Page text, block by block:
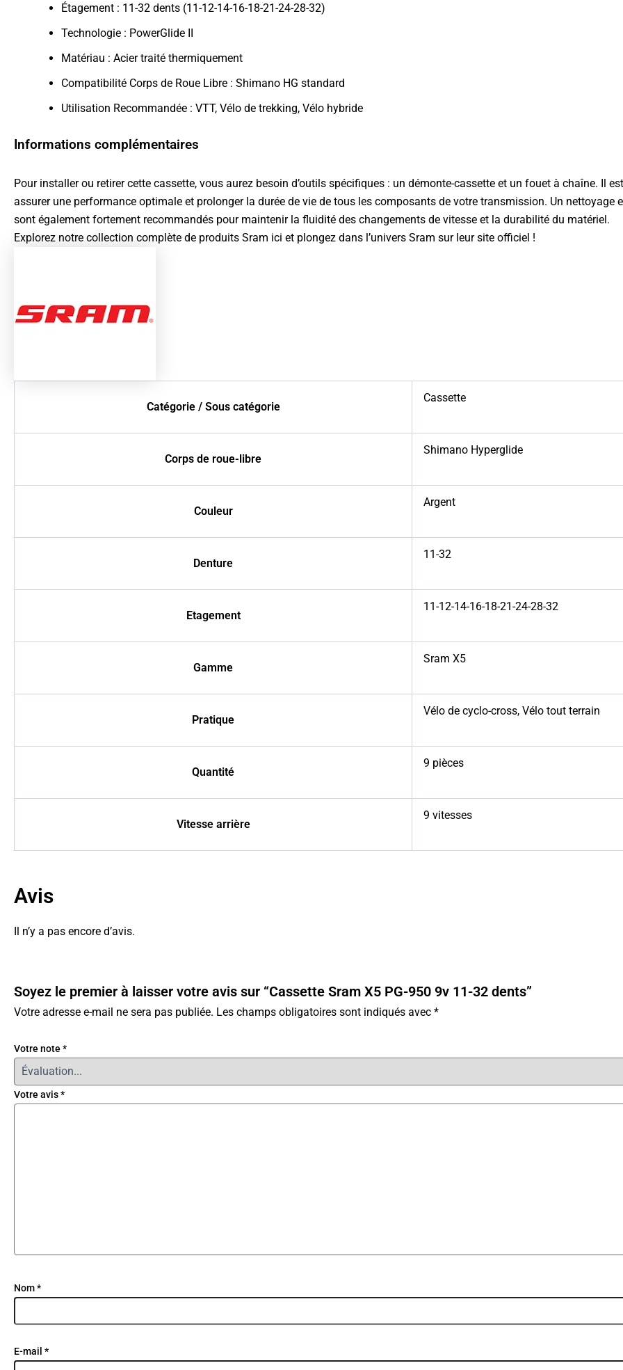
Étagement : 11-32 dents (11-12-14-16-18-21-24-28-32)
Technologie : PowerGlide II
Matériau : Acier traité thermiquement
Compatibilité Corps de Roue Libre : Shimano HG standard
Utilisation Recommandée : VTT, Vélo de trekking, Vélo hybride
Informations complémentaires
Pour installer ou retirer cette cassette, vous aurez besoin d’outils spécifiques : un démonte-cassette et un fouet à chaîne. Il
assurer une performance optimale et prolonger la durée de vie de tous les composants de votre transmission. Un
sont également fortement recommandés pour maintenir la fluidité des changements de vitesse et la durabilité du matériel.
Explorez notre collection complète de produits Sram ici et plongez dans l’univers Sram sur leur site officiel !
Catégorie / Sous catégorie
Cassette
Corps de roue-libre
Shimano Hyperglide
Couleur
Argent
Denture
11-32
Etagement
11-12-14-16-18-21-24-28-32
Gamme
Sram X5
Pratique
Vélo de cyclo-cross, Vélo tout terrain
Quantité
9 pièces
Vitesse arrière
9 vitesses
Avis
Il n’y a pas encore d’avis.
Soyez le premier à laisser votre avis sur “Cassette Sram X5 PG-950 9v 11-32 dents”
Votre adresse e-mail ne sera pas publiée. Les champs obligatoires sont indiqués avec *
Votre note *
Votre avis*
Nom*
E-mail *